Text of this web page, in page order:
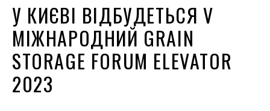
У КИЄВІ ВІДБУДЕТЬСЯ V
МІЖНАРОДНИЙ GRAIN
STORAGE FORUM ELEVATOR
2023